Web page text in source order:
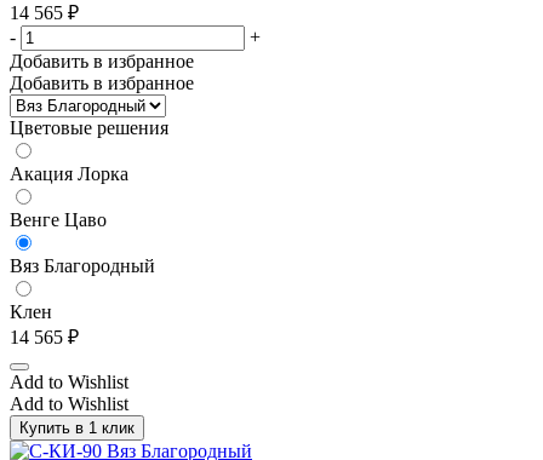
14 565 ₽
-
+
Добавить в избранное
Добавить в избранное
Цветовые решения
Акация Лорка
Венге Цаво
Вяз Благородный
Клен
14 565 ₽
Add to Wishlist
Add to Wishlist
Купить в 1 клик